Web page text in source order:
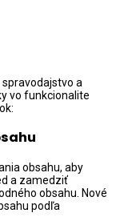
a
vo funkcionalite
obsahu, aby
a zamedziť
obsahu. Nové
podľa